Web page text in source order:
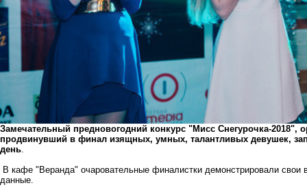
Замечательный предновогодний конкурс "Мисс Снегурочка-
продвинувший в финал изящных, умных, талантливых девушек,
день
В кафе "Веранда" очаровательные финалистки демонстрировали свои
данные.